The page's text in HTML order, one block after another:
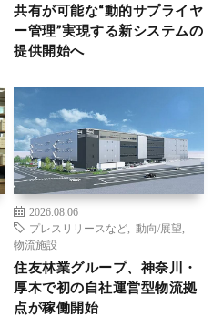
共有が可能な“動的サプライヤ
ー管理”実現する新システムの
提供開始へ
2026.08.06
プレスリリースなど
動向/展望
物流施設
住友林業グループ、神奈川・
厚木で初の自社運営型物流拠
点が稼働開始